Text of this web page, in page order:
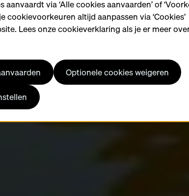
via ‘Alle cookies aanvaarden’ of
cookievoorkeuren altijd aanpassen via ‘Cookies’
Lees onze cookieverklaring als je er meer
Optionele cookies weigeren